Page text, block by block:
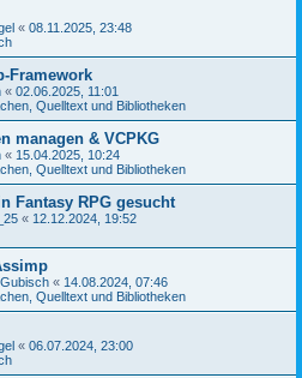
« 08.11.2025, 23:48
Framework
« 02.06.2025, 11:01
Quelltext und Bibliotheken
managen & VCPKG
« 15.04.2025, 10:24
Quelltext und Bibliotheken
Fantasy RPG gesucht
« 12.12.2024, 19:52
« 14.08.2024, 07:46
Quelltext und Bibliotheken
« 06.07.2024, 23:00